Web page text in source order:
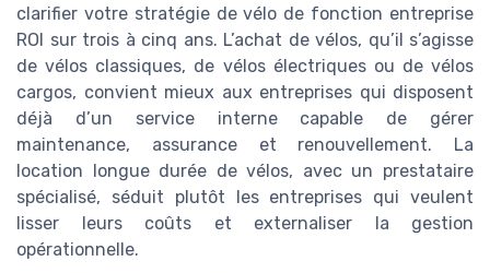
clarifier votre stratégie de vélo de fonction entreprise
ROI sur trois à cinq ans. L’achat de vélos, qu’il s’agisse
de vélos classiques, de vélos électriques ou de vélos
cargos, convient mieux aux entreprises qui disposent
déjà d’un service interne capable de gérer
maintenance, assurance et renouvellement. La
location longue durée de vélos, avec un prestataire
spécialisé, séduit plutôt les entreprises qui veulent
lisser leurs coûts et externaliser la gestion
opérationnelle.